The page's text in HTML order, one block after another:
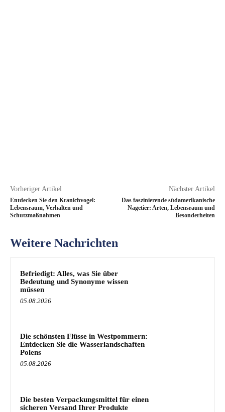
Vorheriger Artikel
Entdecken Sie den Kranichvogel:
Lebensraum, Verhalten und
Schutzmaßnahmen
Nächster Artikel
Das faszinierende südamerikanische
Nagetier: Arten, Lebensraum und
Besonderheiten
Weitere Nachrichten
Befriedigt: Alles, was Sie über
Bedeutung und Synonyme wissen
müssen
05.08.2026
Die schönsten Flüsse in Westpommern:
Entdecken Sie die Wasserlandschaften
Polens
05.08.2026
Die besten Verpackungsmittel für einen
sicheren Versand Ihrer Produkte